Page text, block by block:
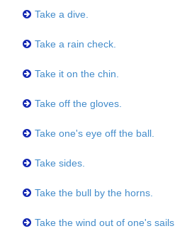
Take a dive.
Take a rain check.
Take it on the chin.
Take off the gloves.
Take one's eye off the ball.
Take sides.
Take the bull by the horns.
Take the wind out of one's sails.